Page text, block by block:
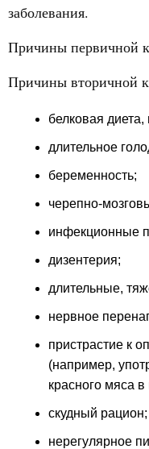
заболевания.
Причины первичной
Причины вторичной
белковая диета,
длительное
беременность;
черепно-
инфекционные
дизентерия;
длительные,
нервное
пристрастие к
(например,
красного мяса
скудный рацион;
нерегулярное